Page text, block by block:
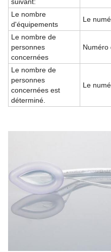
Le nombre
d'équipements
Le
Le nombre de
personnes
concernées
Numéro
Le nombre de
personnes
concernées est
déterminé.
Le